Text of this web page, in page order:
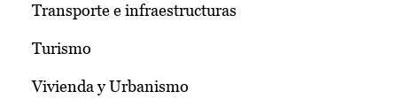
Transporte e infraestructuras
Turismo
Vivienda y Urbanismo